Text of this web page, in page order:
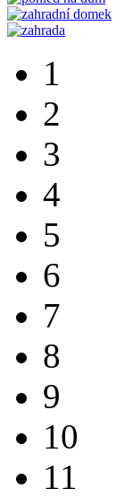
1
2
3
4
5
6
7
8
9
10
11